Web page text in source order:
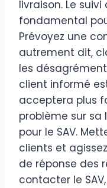
livraison. Le
fondamental
Prévoyez une
autrement dit,
les
client informé
acceptera plus
problème sur sa
pour le SAV.
clients et
de réponse des
contacter le